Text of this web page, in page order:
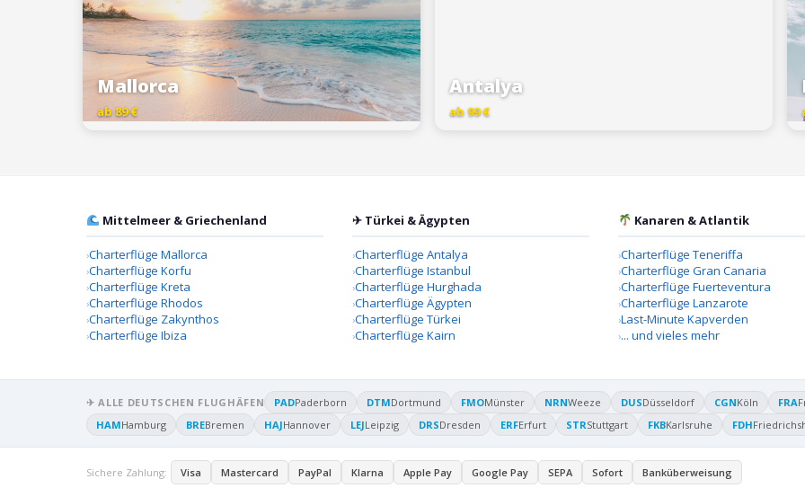
Mallorca
ab 89 €
Antalya
ab 99 €
Mittelmeer & Griechenland
Charterflüge Mallorca
Charterflüge Korfu
Charterflüge Kreta
Charterflüge Rhodos
Charterflüge Zakynthos
Charterflüge Ibiza
✈ Türkei & Ägypten
Charterflüge Antalya
Charterflüge Istanbul
Charterflüge Hurghada
Charterflüge Ägypten
Charterflüge Türkei
Charterflüge Kairn
Kanaren & Atlantik
Charterflüge Teneriffa
Charterflüge Gran Canaria
Charterflüge Fuerteventura
Charterflüge Lanzarote
Last-Minute Kapverden
... und vieles mehr
✈ ALLE DEUTSCHEN FLUGHÄFEN PADPaderborn DTMDortmund FMOMünster NRNWeeze DUSDüsseldorf CGNKöln FRA
HAMHamburg BREBremen HAJHannover LEJLeipzig DRSDresden ERFErfurt STRStuttgart FKBKarlsruhe FDH
Sichere Zahlung: Visa Mastercard PayPal Klarna Apple Pay Google Pay SEPA Sofort Banküberweisung